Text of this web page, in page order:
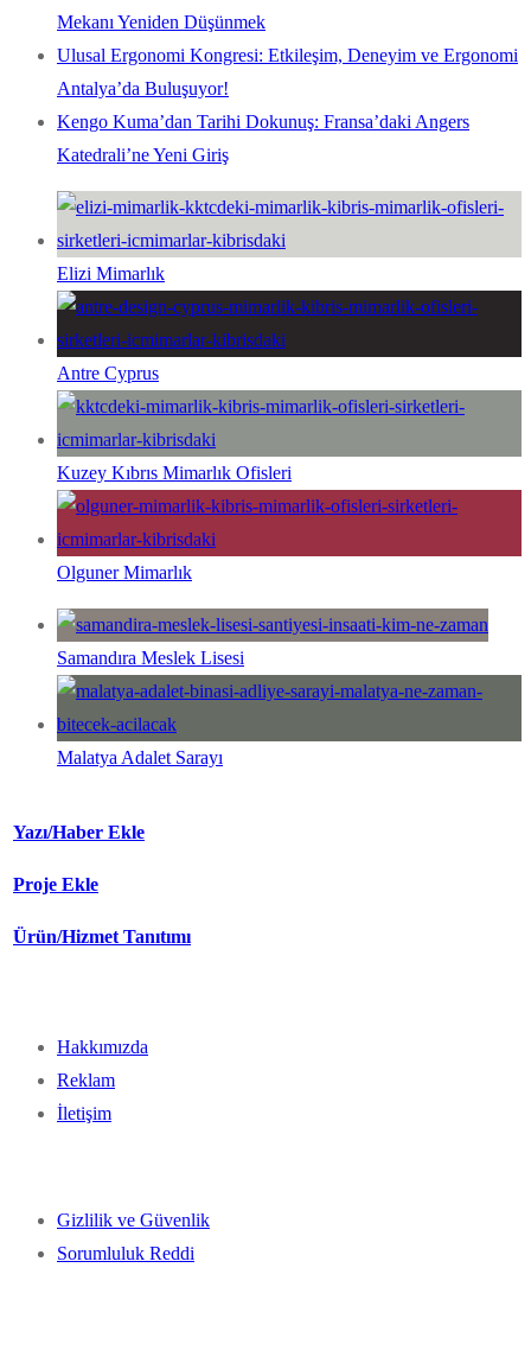
Mekanı Yeniden Düşünmek
Ulusal Ergonomi Kongresi: Etkileşim, Deneyim ve Ergonomi
Antalya’da Buluşuyor!
Kengo Kuma’dan Tarihi Dokunuş: Fransa’daki Angers
Katedrali’ne Yeni Giriş
Elizi Mimarlık
Antre Cyprus
Kuzey Kıbrıs Mimarlık Ofisleri
Olguner Mimarlık
Samandıra Meslek Lisesi
Malatya Adalet Sarayı
Yazı/Haber Ekle
Proje Ekle
Ürün/Hizmet Tanıtımı
Hakkımızda
Reklam
İletişim
Gizlilik ve Güvenlik
Sorumluluk Reddi